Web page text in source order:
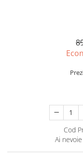
Utilaje si materiale de
Laptop, Tablete &
Accesorii tablete
Laptopuri si Accesorii
Telefoane Mobile &
Wearable & Gadgeturi
Electrocasnice &
Cod
Ai